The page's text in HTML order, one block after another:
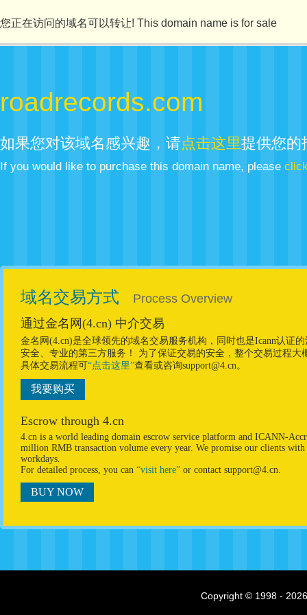
您正在访问的域名可以转让! This domain name is for sale
roadrecords.com
如果您对该域名感兴趣，请点击这里提供您的
If you would like to purchase this domain name, please
域名交易方式
Process Overview
通过金名网(4.cn) 中介交易
金名网(4.cn)是全球领先的域名交易服务机构，同时也是Icann认证
安全、专业的第三方服务！ 为了保证交易的安全，整个交易过程大
具体交易流程可“点击这里”查看或咨询support@4.cn。
我要购买
Escrow through 4.cn
4.cn is a world leading domain escrow service platform and ICANN-
million RMB transaction volume every year. We promise our clients
workdays.
For detailed process, you can “visit here” or contact support@4.cn.
BUY NOW
Copyright © 1998 -